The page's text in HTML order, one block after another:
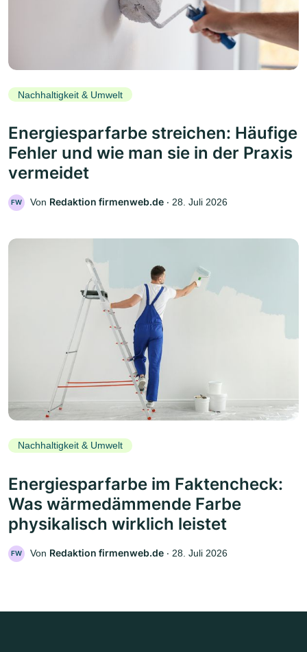
Nachhaltigkeit & Umwelt
Energiesparfarbe streichen: Häufige
Fehler und wie man sie in der Praxis
vermeidet
FW Von Redaktion firmenweb.de ‧ 28. Juli 2026
Nachhaltigkeit & Umwelt
Energiesparfarbe im Faktencheck:
Was wärmedämmende Farbe
physikalisch wirklich leistet
FW Von Redaktion firmenweb.de ‧ 28. Juli 2026